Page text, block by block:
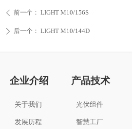
ꄴ 前一个： LIGHT M10/156S
ꄲ 后一个： LIGHT M10/144D
企业介绍
关于我们
发展历程
产品技术
光伏组件
智慧工厂